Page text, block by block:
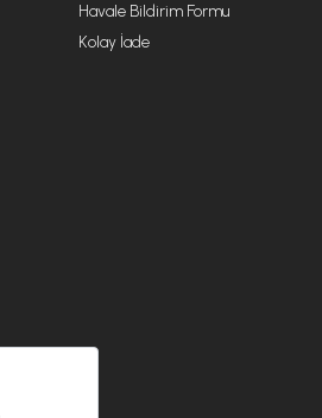
Havale Bildirim Formu
Kolay İade